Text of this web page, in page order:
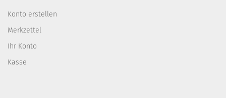
Konto erstellen
Merkzettel
Ihr Konto
Kasse